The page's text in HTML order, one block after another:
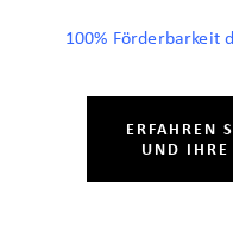
100% Förderbarkeit
ERFAHREN
UND